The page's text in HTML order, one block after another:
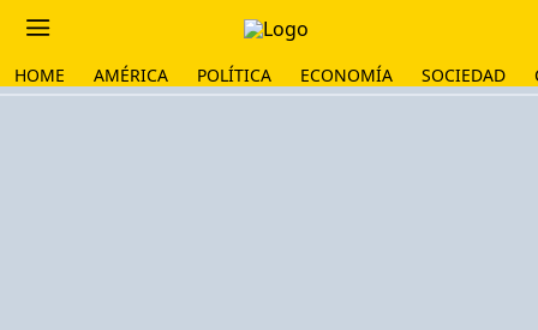
HOME AMÉRICA POLÍTICA ECONOMÍA SOCIEDAD